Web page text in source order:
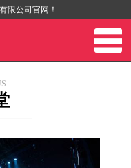
限公司官网！